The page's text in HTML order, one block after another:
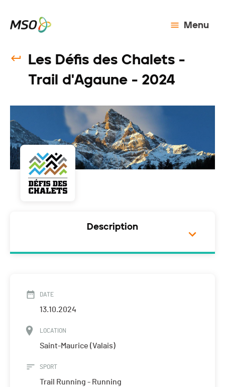
Menu
Les Défis des Chalets -
Trail d'Agaune - 2024
Description
DATE
13.10.2024
LOCATION
Saint-Maurice (Valais)
SPORT
Trail Running - Running